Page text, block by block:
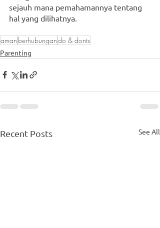
sejauh mana pemahamannya tentang
hal yang dilihatnya.
aman berhubungando & donts
Parenting
Recent Posts See All